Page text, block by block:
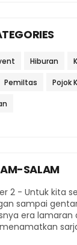
Hiburan
Pemiltas Pojok
SALAM
2 - Untuk kita
sampai
era lamaran